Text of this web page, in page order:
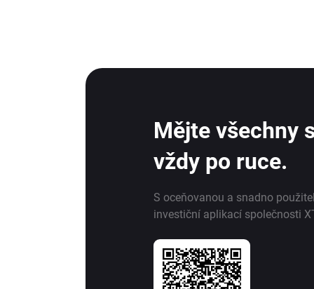
Mějte všechny
vždy po ruce.
S oceňovanou a snadno
investiční aplikací společnosti